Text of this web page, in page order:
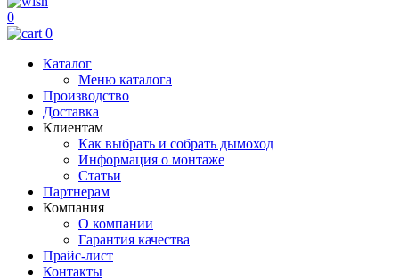
0
0
Каталог
Меню каталога
Производство
Доставка
Клиентам
Как выбрать и собрать дымоход
Информация о монтаже
Статьи
Партнерам
Компания
О компании
Гарантия качества
Прайс-лист
Контакты